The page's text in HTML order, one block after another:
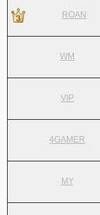
ROAN
WM
VIP
4GAMER
MY